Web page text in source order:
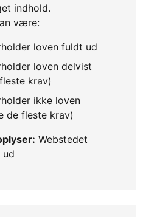
indhold.
være:
loven fuldt ud
loven delvist
krav)
ikke loven
de fleste krav)
Webstedet
ud